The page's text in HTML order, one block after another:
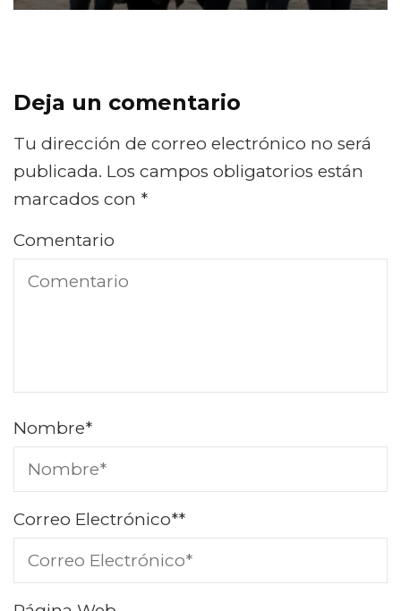
Deja un comentario
Tu dirección de correo electrónico no será
publicada. Los campos obligatorios están
marcados con *
Comentario
Nombre*
Correo Electrónico**